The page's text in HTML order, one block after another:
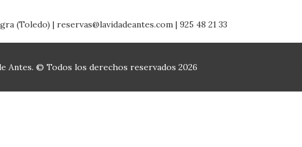
(Toledo) | reservas@lavidadeantes.com | 925 48 21 33
Antes. © Todos los derechos reservados 2026